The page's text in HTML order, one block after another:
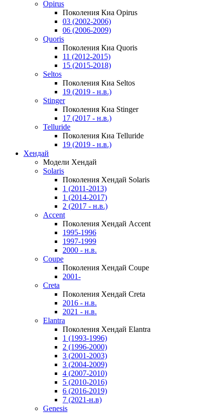
Opirus
Поколения Киа Opirus
03 (2002-2006)
06 (2006-2009)
Quoris
Поколения Киа Quoris
11 (2012-2015)
15 (2015-2018)
Seltos
Поколения Киа Seltos
19 (2019 - н.в.)
Stinger
Поколения Киа Stinger
17 (2017 - н.в.)
Telluride
Поколения Киа Telluride
19 (2019 - н.в.)
Хендай
Модели Хендай
Solaris
Поколения Хендай Solaris
1 (2011-2013)
1 (2014-2017)
2 (2017 - н.в.)
Accent
Поколения Хендай Accent
1995-1996
1997-1999
2000 - н.в.
Coupe
Поколения Хендай Coupe
2001-
Creta
Поколения Хендай Creta
2016 - н.в.
2021 - н.в.
Elantra
Поколения Хендай Elantra
1 (1993-1996)
2 (1996-2000)
3 (2001-2003)
3 (2004-2009)
4 (2007-2010)
5 (2010-2016)
6 (2016-2019)
7 (2021-н.в)
Genesis